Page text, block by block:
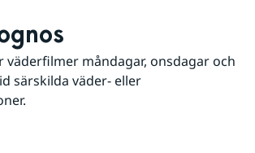
väderfilmer måndagar, onsdagar och
särskilda väder- eller